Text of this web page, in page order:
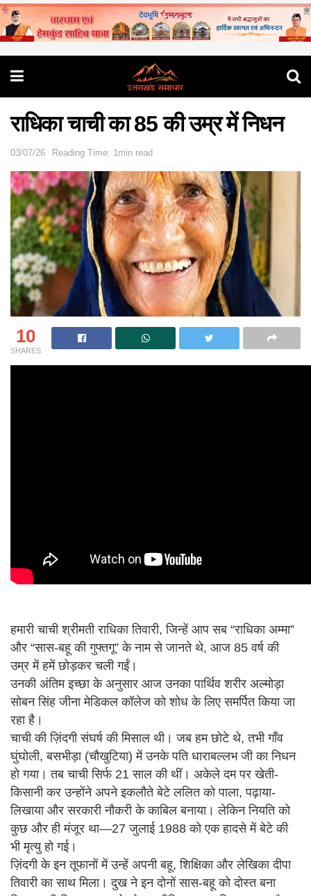
राधिका चाची का 85 की उम्र में निधन
03/07/26 Reading Time: 1min read
10
SHARES
हमारी चाची श्रीमती राधिका तिवारी, जिन्हें आप सब “राधिका अम्मा”
और “सास-बहू की गुफ्तगू” के नाम से जानते थे, आज 85 वर्ष की
उम्र में हमें छोड़कर चली गईं।
उनकी अंतिम इच्छा के अनुसार आज उनका पार्थिव शरीर अल्मोड़ा
सोबन सिंह जीना मेडिकल कॉलेज को शोध के लिए समर्पित किया जा
रहा है।
चाची की ज़िंदगी संघर्ष की मिसाल थी। जब हम छोटे थे, तभी गाँव
घुंघोली, बसभीड़ा (चौखुटिया) में उनके पति धाराबल्लभ जी का निधन
हो गया। तब चाची सिर्फ 21 साल की थीं। अकेले दम पर खेती-
किसानी कर उन्होंने अपने इकलौते बेटे ललित को पाला, पढ़ाया-
लिखाया और सरकारी नौकरी के काबिल बनाया। लेकिन नियति को
कुछ और ही मंजूर था—27 जुलाई 1988 को एक हादसे में बेटे की
भी मृत्यु हो गई।
ज़िंदगी के इन तूफानों में उन्हें अपनी बहू, शिक्षिका और लेखिका दीपा
तिवारी का साथ मिला। दुख ने इन दोनों सास-बहू को दोस्त बना